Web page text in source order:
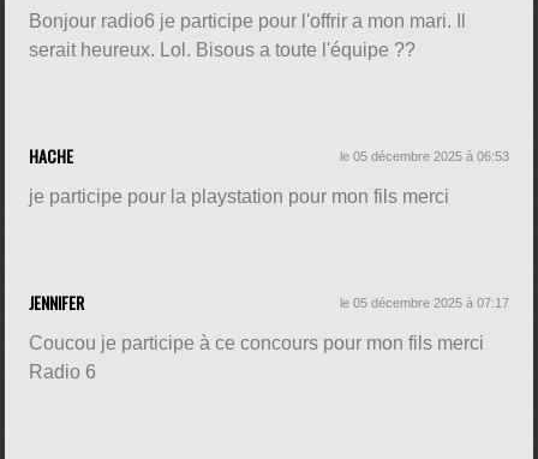
Bonjour radio6 je participe pour l'offrir a mon mari. Il
serait heureux. Lol. Bisous a toute l'équipe ??
HACHE le 05 décembre 2025 à 06:53
je participe pour la playstation pour mon fils merci
JENNIFER le 05 décembre 2025 à 07:17
Coucou je participe à ce concours pour mon fils merci
Radio 6